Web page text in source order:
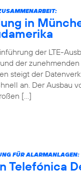
in
der LTE-
der
steigt der
an. Der Ausbau
[…]
FÜR ALARMANLAGEN:
Telefónica